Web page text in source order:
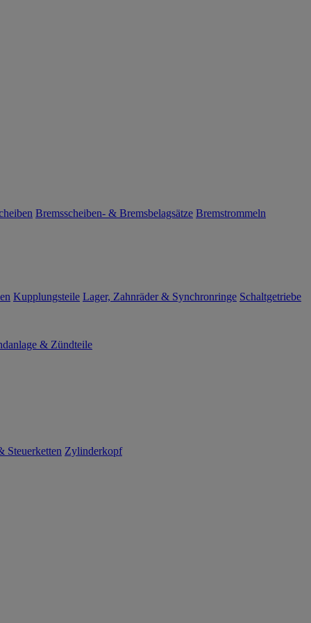
Bremsscheiben- & Bremsbelagsätze Bremstrommeln
Kupplungsteile Lager, Zahnräder & Synchronringe Schaltgetriebe
& Zündteile
Steuerketten Zylinderkopf